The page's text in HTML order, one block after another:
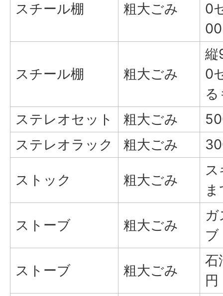
スチール棚 粗大ごみ
0
スチール棚 粗大ごみ
縦
0
ステレオセット
粗大ごみ
ステレオラック
粗大ごみ
ストック 粗大ごみ
ス
ストーブ 粗大ごみ
ストーブ 粗大ごみ
石
円